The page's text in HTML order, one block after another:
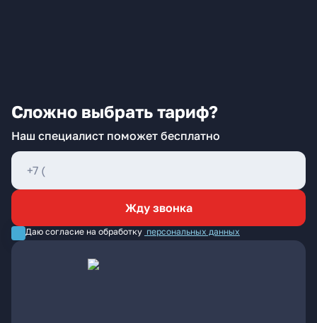
Сложно выбрать тариф?
Наш специалист поможет бесплатно
Жду звонка
Даю согласие на обработку персональных данных